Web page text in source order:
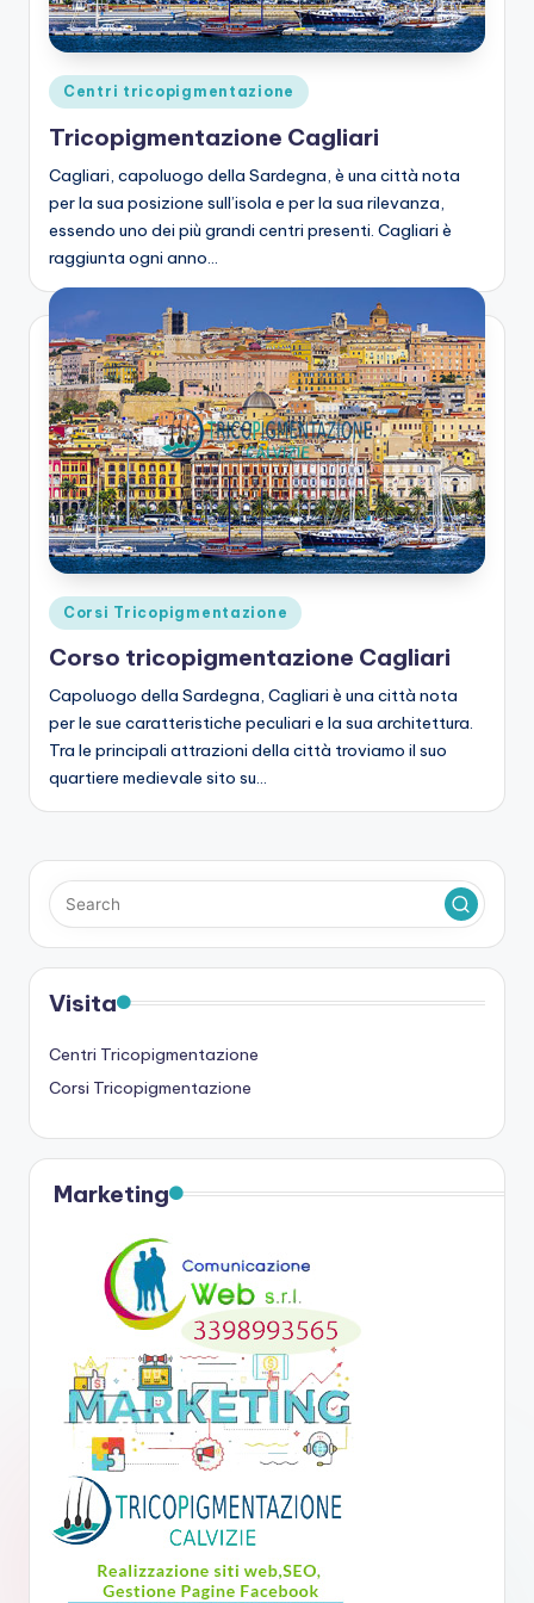
o
n
e
a
lv
ie
Posted
in
Centri tricopigmentazione
Tricopigmentazione Cagliari
Cagliari, capoluogo della Sardegna, è una città nota
per la sua posizione sull’isola e per la sua rilevanza,
essendo uno dei più grandi centri presenti. Cagliari è
raggiunta ogni anno…
Posted
in
Corsi Tricopigmentazione
Corso tricopigmentazione Cagliari
Capoluogo della Sardegna, Cagliari è una città nota
per le sue caratteristiche peculiari e la sua architettura.
Tra le principali attrazioni della città troviamo il suo
quartiere medievale sito su…
Visita
Centri Tricopigmentazione
Corsi Tricopigmentazione
Marketing